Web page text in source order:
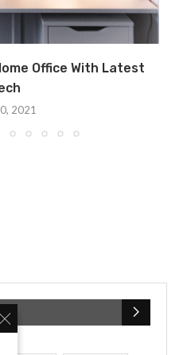
Office With Latest
2021